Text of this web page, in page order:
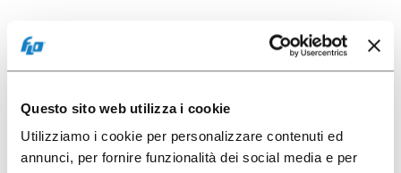
Questo sito web utilizza i cookie
Utilizziamo i cookie per personalizzare contenuti ed
annunci, per fornire funzionalità dei social media e per
"La capsule GEA dédiée au système Nespresso
est un bijou de technologie et de durabilité. Elle
matériaux naturels intelligemment associés pour
maximiser les performances de la capsule ; le
corps en PLA assure une résistance mécanique